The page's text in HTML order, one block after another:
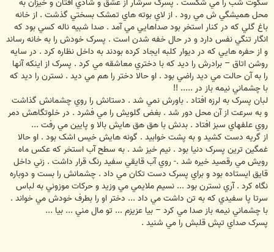
سکوت شب را مي شکست . پسرک سرشار از عشق و شادي افتان و خيزان به
محل هميشگي ش مي رود . از لاي بوته هاي تمشک بسختي گذشت . از خانه
باغ گلي که در کنار استخر بود صداهايي مي آمد . صدا شبيه ناله کسي بود که
انگار تنگي نفس دارد و در حال خفه شدن است . پسرک خودش را به خانه رساند
و از حفره هايي که در ديوار کلبه ايجاد کرده بودند به داخل نظاره کرد . در سايه
روشن اتاق – برادرش را ديد که با دختري معاشقه مي کرد . پسرک از اينکه آنها
را به آن حالت مي ديد راضي بود . او حالا دختر را هم مي ديد . نسترن را ديد که
با چشماني نيمه باز در ..... !!
لبان پسرک به لرزه افتاد . باورش نمي شد . دستانش را روي چشمانش گذاشت
و به سرعت از آن محل دور شد . بغض گلويش را مي فشرد . در خلوتگاهش دمر
روي علفهاي سبز افتاد . بدنش با هق هق هايش بالا و پايين مي رفت ...
از گريه دست کشيد و به پشت خوابيد . گونه هايش خيس اشک بود . او حالا
غمگين ترين پسرک دنيا بود . نيم خيز شد . به سطح آب استخر که عکس ماه
رويش مي رقصيد خيره شد .- روي آب قايقي سفيد رنگ قرار داشت . زني داخل
قايق ايستاده بود و براي پسرک دست تکان مي داد . چشمانش را بست و دوباره
نگاه کرد . آري نسترن بود ... نسيم ملايمي مي وزيد و حرکات موزوني به لباس
سرتا پا سفيدي که به تن داشت مي داد ... دختر او را بطرف خودش مي خواند .
با چشماني نيمه باز صدا مي کرد – بيا عزيزم ... تو مال مني ... بيا ...
پسرک صداي تپش قلبش را مي شنيد .